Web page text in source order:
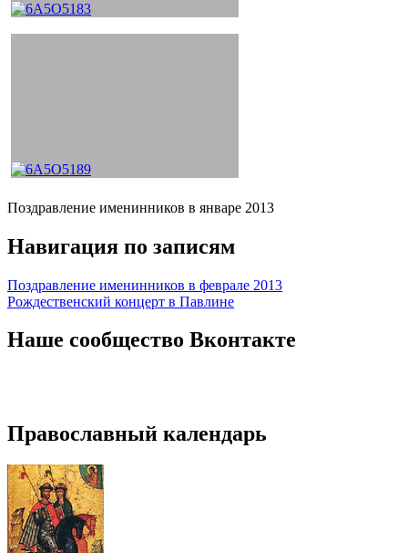
Поздравление именинников в январе 2013
Навигация по записям
Поздравление именинников в феврале 2013
Рождественский концерт в Павлине
Наше сообщество Вконтакте
Православный календарь